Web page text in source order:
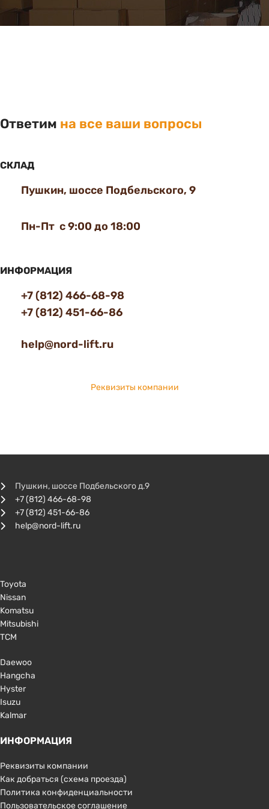
Ответим на все ваши вопросы
СКЛАД
Пушкин, шоссе Подбельского, 9
Пн-Пт с 9:00 до 18:00
ИНФОРМАЦИЯ
+7 (812) 466-68-98
+7 (812) 451-66-86
help@nord-lift.ru
Реквизиты компании
Пушкин, шоссе Подбельского д.9
+7 (812) 466-68-98
+7 (812) 451-66-86
help@nord-lift.ru
Toyota
Nissan
Komatsu
Mitsubishi
TCM
Daewoo
Hangcha
Hyster
Isuzu
Kalmar
ИНФОРМАЦИЯ
Реквизиты компании
Как добраться (схема проезда)
Политика конфиденциальности
Пользовательское соглашение